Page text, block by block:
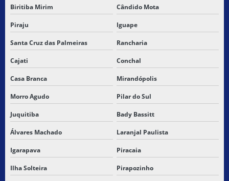
TRANSPORTE DE MERCADORIA DE TERCEIROS
TRANSPORTE DE MERCADORIAS
TRANSPORTE DE MERCADORIAS ALIMENTARES
TRANSPORTE DE MERCADORIAS ENTRE ESTADOS
TRANSPORTE DE MERCADORIAS PERIGOSAS
TRANSPORTE RODOVIÁRIO
TRANSPORTE RODOVIÁRIO DE CARGAS
Biritiba Mirim Cândido Mota
Piraju Iguape
Santa Cruz das Palmeiras Rancharia
Cajati Conchal
Casa Branca Mirandópolis
Morro Agudo Pilar do Sul
Juquitiba Bady Bassitt
Álvares Machado Laranjal Paulista
Igarapava Piracaia
Ilha Solteira Pirapozinho